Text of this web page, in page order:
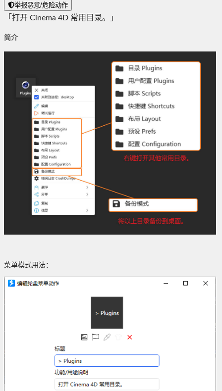
举报恶意/危险动作
「打开 Cinema 4D 常用目录。」
简介
菜单模式用法：